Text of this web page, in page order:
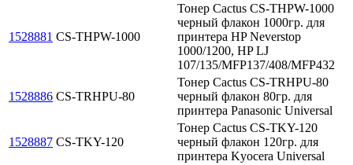
1528881 CS-THPW-1000
Тонер Cactus CS-THPW-1000
черный флакон 1000гр. для
принтера HP Neverstop
1000/1200, HP LJ
107/135/MFP137/408/MFP432
1528886 CS-TRHPU-80
Тонер Cactus CS-TRHPU-80
черный флакон 80гр. для
принтера Panasonic Universal
1528887 CS-TKY-120
Тонер Cactus CS-TKY-120
черный флакон 120гр. для
принтера Kyocera Universal